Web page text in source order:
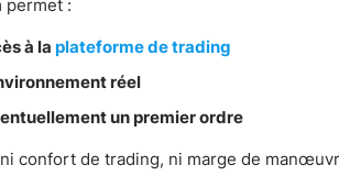
permet :
à la plateforme de trading
réel
un premier ordre
confort de trading, ni marge de